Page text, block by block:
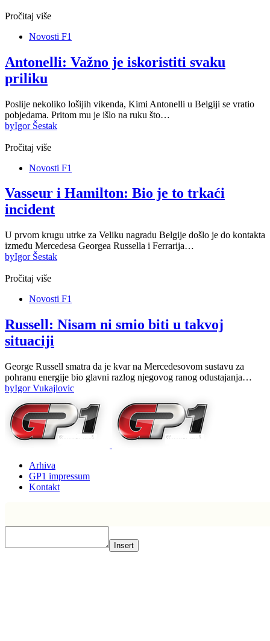
Pročitaj više
Novosti F1
Antonelli: Važno je iskoristiti svaku
priliku
Poslije nekoliko lošijih vikenda, Kimi Antonelli u Belgiji se vratio
pobjedama. Pritom mu je išlo na ruku što…
byIgor Šestak
Pročitaj više
Novosti F1
Vasseur i Hamilton: Bio je to trkaći
incident
U prvom krugu utrke za Veliku nagradu Belgije došlo je do kontakta
između Mercedesa Georgea Russella i Ferrarija…
byIgor Šestak
Pročitaj više
Novosti F1
Russell: Nisam ni smio biti u takvoj
situaciji
George Russell smatra da je kvar na Mercedesovom sustavu za
pohranu energije bio glavni razlog njegovog ranog odustajanja…
byIgor Vukajlovic
Arhiva
GP1 impressum
Kontakt
Insert